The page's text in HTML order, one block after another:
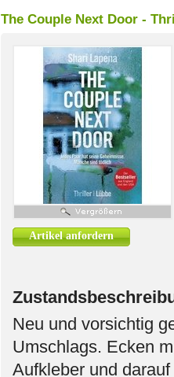
The Couple Next Door -
Artikel anfordern
Neu und vorsichtig
Umschlags. Ecken
Aufkleber und